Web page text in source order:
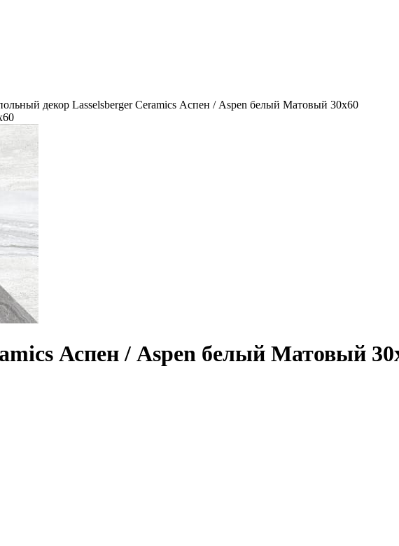
декор Lasselsberger Ceramics Аспен / Aspen белый Матовый 30x60
Аспен / Aspen белый Матовый